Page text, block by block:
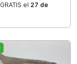
el 27 de